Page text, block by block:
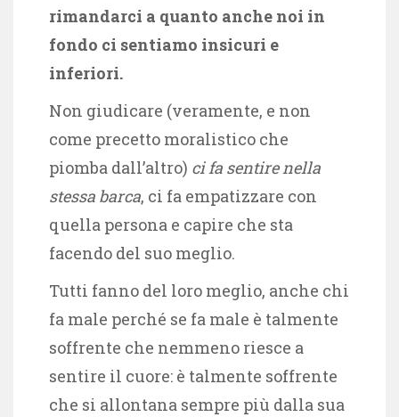
rimandarci a quanto anche noi in
fondo ci sentiamo insicuri e
inferiori.
Non giudicare (veramente, e non
come precetto moralistico che
piomba dall’altro) ci fa sentire nella
stessa barca, ci fa empatizzare con
quella persona e capire che sta
facendo del suo meglio.
Tutti fanno del loro meglio, anche chi
fa male perché se fa male è talmente
soffrente che nemmeno riesce a
sentire il cuore: è talmente soffrente
che si allontana sempre più dalla sua